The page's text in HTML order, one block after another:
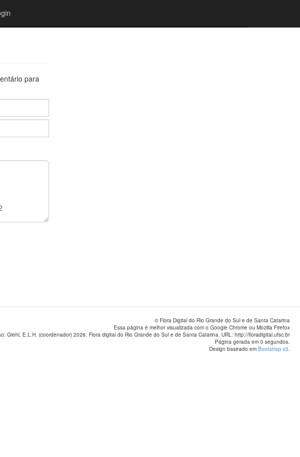
para
© Flora Digital do Rio Grande do Sul e de Santa Catarina
Essa página é melhor visualizada com o Google Chrome ou Mozilla Firefox
Giehl, E.L.H. (coordenador) 2026. Flora digital do Rio Grande do Sul e de Santa Catarina. URL: http://floradigital.ufsc.br
Página gerada em 0 segundos.
Design baseado em Bootstrap v3.